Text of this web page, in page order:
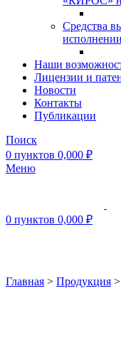
Средства
исполнении
Наши
Лицензии и
Новости
Контакты
Публикации
Поиск
0 пунктов 0,000 ₽
Меню
0 пунктов 0,000 ₽
Главная > Продукция >